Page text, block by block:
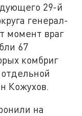
29-й
генерал-
момент враг
67
комбриг
Кожухов.
на